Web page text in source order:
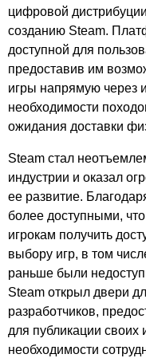
цифровой
созданию Steam.
доступной для
предоставив им
игры напрямую через
необходимости
ожидания доставки
Steam стал
индустрии и оказал
ее развитие.
более доступными,
игрокам получить
выбору игр, в том
раньше были
Steam открыл двери
разработчиков,
для публикации своих
необходимости